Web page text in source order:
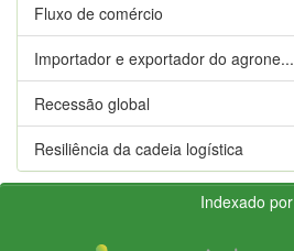
Fluxo de comércio
Importador e exportador do agrone...
Recessão global
Resiliência da cadeia logística
Indexado por